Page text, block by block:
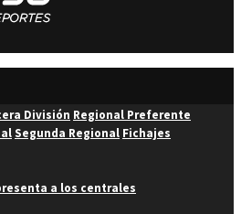
División Regional Preferente
Segunda Regional Fichajes
a los centrales